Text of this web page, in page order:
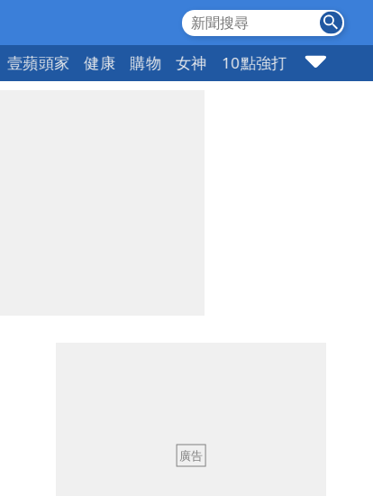
壹蘋頭家 健康 購物 女神 10點強打